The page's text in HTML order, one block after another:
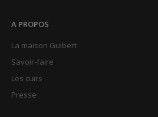
A PROPOS
La maison Guibert
Savoir-faire
Les cuirs
Presse